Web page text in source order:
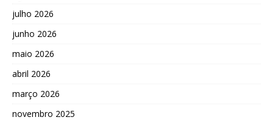
julho 2026
junho 2026
maio 2026
abril 2026
março 2026
novembro 2025